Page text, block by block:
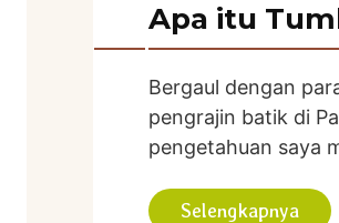
Apa itu
Bergaul dengan
pengrajin batik di
pengetahuan saya
Selengkapnya